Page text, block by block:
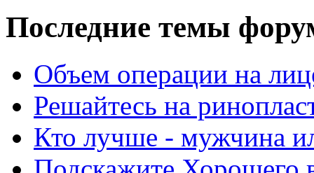
Последние темы
Объем операции на
Решайтесь на
Кто лучше - мужчина